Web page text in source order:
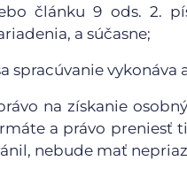
článku 9 ods. 2.
a súčasne;
spracúvanie
na získanie
a právo preniesť
nebude mať